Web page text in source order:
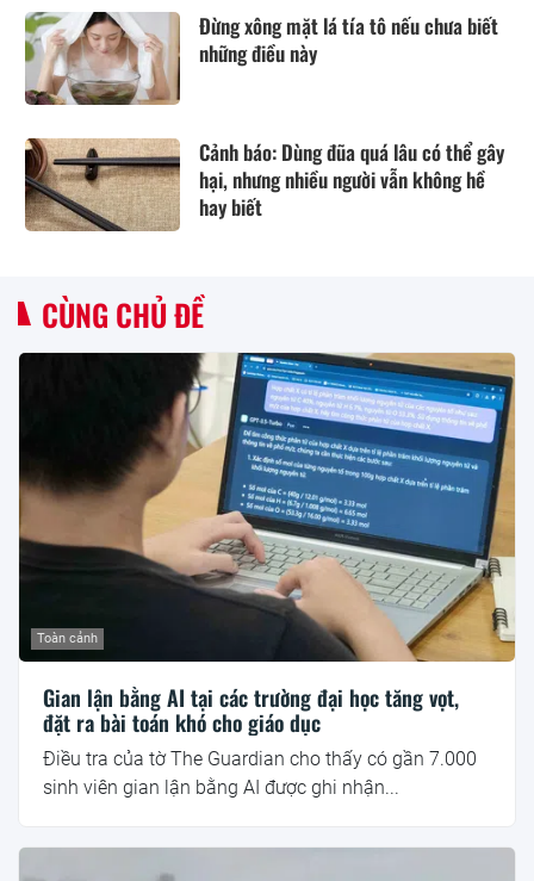
Đừng xông mặt lá tía tô nếu chưa biết
những điều này
Cảnh báo: Dùng đũa quá lâu có thể gây
hại, nhưng nhiều người vẫn không hề
hay biết
CÙNG CHỦ ĐỀ
Toàn cảnh
Gian lận bằng AI tại các trường đại học tăng vọt,
đặt ra bài toán khó cho giáo dục
Điều tra của tờ The Guardian cho thấy có gần 7.000
sinh viên gian lận bằng AI được ghi nhận...